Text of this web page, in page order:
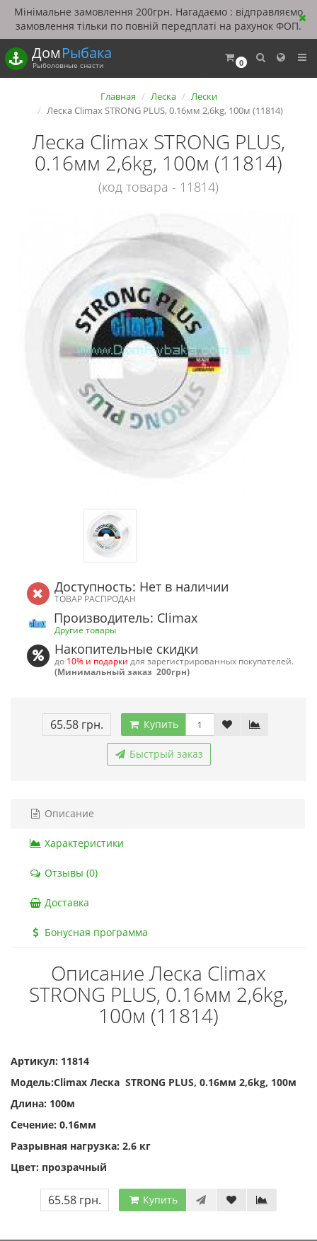
Мінімальне замовлення 200грн. Нагадаємо : відправляємо
замовлення тільки по повній передплаті на рахунок ФОП.
0
ДомРыбака
Рыболовные снасти
Главная Леска
Лески
Леска Climax STRONG PLUS, 0.16мм 2,6kg, 100м (11814)
Леска Climax STRONG PLUS,
0.16мм 2,6kg, 100м (11814)
(код товара - 11814)
Доступность: Нет в наличии
ТОВАР РАСПРОДАН
Производитель: Climax
Другие товары
Накопительные скидки
до 10% и подарки для зарегистрированных покупателей.
(Минимальный заказ 200грн)
65.58 грн. Купить
Быстрый заказ
Описание
Характеристики
Отзывы (0)
Доставка
Бонусная программа
Описание Леска Climax
STRONG PLUS, 0.16мм 2,6kg,
100м (11814)
Артикул: 11814
Модель:Climax Леска STRONG PLUS, 0.16мм 2,6kg, 100м
Длина: 100м
Сечение: 0.16мм
Разрывная нагрузка: 2,6 кг
Цвет: прозрачный
65.58 грн. Купить